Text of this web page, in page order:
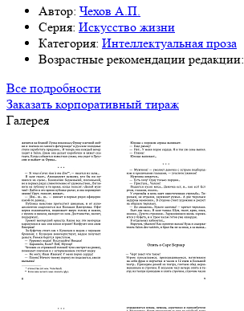
Автор: Чехов А.П.
Серия: Искусство жизни
Категория: Интеллектуальная проза
Возрастные рекомендации редакции:
Все подробности
Заказать корпоративный тираж
Галерея